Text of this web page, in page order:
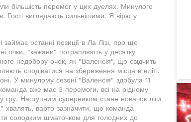
більшість перемог у цих дуелях. Минулого
Гості виглядають сильнішими. Я вірю у
останні позиції в Ла Лізі, про що
очки, "кажани" потрапляють у десятку
недобору очок, як "Валенсія", що свідчить
сподіватися на збереження місця в еліті.
У минулому сезоні "Валенсія" здобула 11
вже має 3 перемоги, всі на рідному
Наступним суперником стане новачок ліги
варто зазначити, що команда
солодким шматочком для голодних до